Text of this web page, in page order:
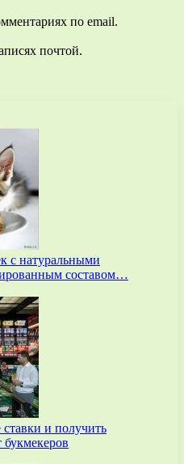
по email.
почтой.
с натуральными
составом…
и получить